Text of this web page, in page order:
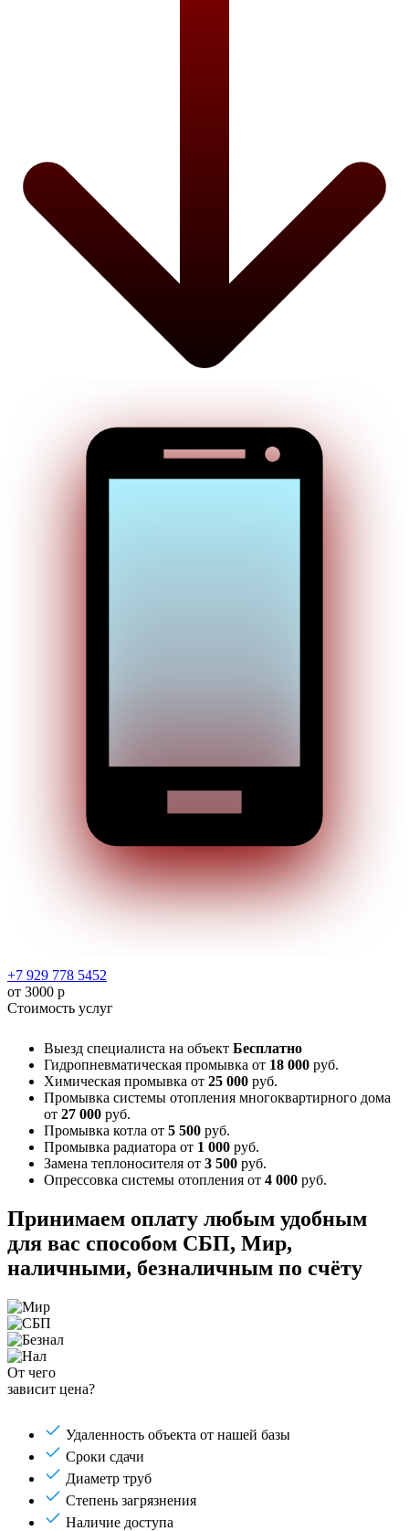
+7 929 778 5452
от 3000 р
Стоимость услуг
Выезд специалиста на объект Бесплатно
Гидропневматическая промывка от 18 000 руб.
Химическая промывка от 25 000 руб.
Промывка системы отопления многоквартирного дома
от 27 000 руб.
Промывка котла от 5 500 руб.
Промывка радиатора от 1 000 руб.
Замена теплоносителя от 3 500 руб.
Опрессовка системы отопления от 4 000 руб.
Принимаем оплату любым удобным
для вас способом СБП, Мир,
наличными, безналичным по счёту
От чего
зависит цена?
Удаленность объекта от нашей базы
Сроки сдачи
Диаметр труб
Степень загрязнения
Наличие доступа